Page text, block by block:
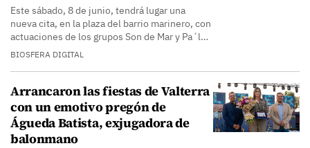
Este sábado, 8 de junio, tendrá lugar una
nueva cita, en la plaza del barrio marinero, con
actuaciones de los grupos Son de Mar y Pa´l…
BIOSFERA DIGITAL
Arrancaron las fiestas de Valterra
con un emotivo pregón de
Águeda Batista, exjugadora de
balonmano